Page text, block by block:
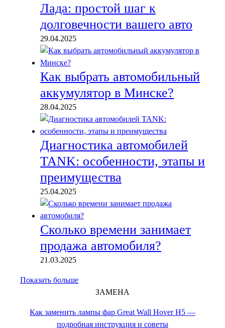
Лада: простой шаг к
долговечности вашего авто
29.04.2025
Как выбрать автомобильный
аккумулятор в Минске?
28.04.2025
Диагностика автомобилей
TANK: особенности, этапы и
преимущества
25.04.2025
Сколько времени занимает
продажа автомобиля?
21.03.2025
Показать больше
ЗАМЕНА
Как заменить лампы фар Great Wall Hover H5 —
подробная инструкция и советы